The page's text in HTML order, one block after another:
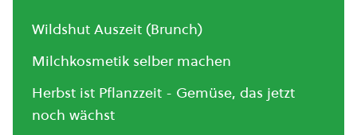
Wildshut Auszeit (Brunch)
Milchkosmetik selber machen
Herbst ist Pflanzzeit - Gemüse, das jetzt
noch wächst